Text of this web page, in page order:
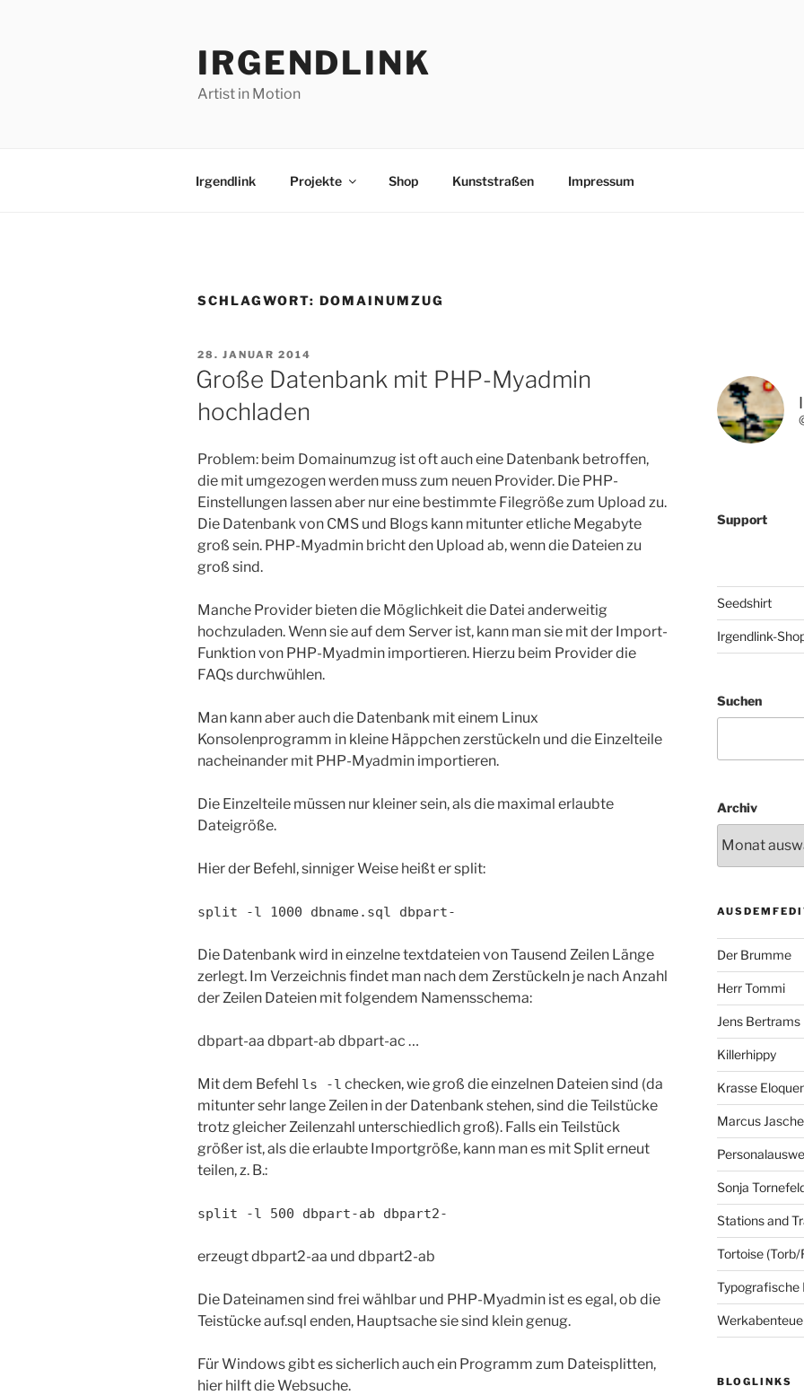
IRGENDLINK
Artist in Motion
Irgendlink Projekte Shop Kunststraßen Impressum
SCHLAGWORT: DOMAINUMZUG
VERÖFFENTLICHT
AM
28. JANUAR 2014
Große Datenbank mit PHP-Myadmin
hochladen
Problem: beim Domainumzug ist oft auch eine Datenbank betroffen,
die mit umgezogen werden muss zum neuen Provider. Die PHP-
Einstellungen lassen aber nur eine bestimmte Filegröße zum Upload zu.
Die Datenbank von CMS und Blogs kann mitunter etliche Megabyte
groß sein. PHP-Myadmin bricht den Upload ab, wenn die Dateien zu
groß sind.
Manche Provider bieten die Möglichkeit die Datei anderweitig
hochzuladen. Wenn sie auf dem Server ist, kann man sie mit der Import-
Funktion von PHP-Myadmin importieren. Hierzu beim Provider die
FAQs durchwühlen.
Man kann aber auch die Datenbank mit einem Linux
Konsolenprogramm in kleine Häppchen zerstückeln und die Einzelteile
nacheinander mit PHP-Myadmin importieren.
Die Einzelteile müssen nur kleiner sein, als die maximal erlaubte
Dateigröße.
Hier der Befehl, sinniger Weise heißt er split:
split -l 1000 dbname.sql dbpart-
Die Datenbank wird in einzelne textdateien von Tausend Zeilen Länge
zerlegt. Im Verzeichnis findet man nach dem Zerstückeln je nach Anzahl
der Zeilen Dateien mit folgendem Namensschema:
dbpart-aa dbpart-ab dbpart-ac …
Mit dem Befehl ls -l checken, wie groß die einzelnen Dateien sind (da
mitunter sehr lange Zeilen in der Datenbank stehen, sind die Teilstücke
trotz gleicher Zeilenzahl unterschiedlich groß). Falls ein Teilstück
größer ist, als die erlaubte Importgröße, kann man es mit Split erneut
teilen, z. B.:
split -l 500 dbpart-ab dbpart2-
erzeugt dbpart2-aa und dbpart2-ab
Die Dateinamen sind frei wählbar und PHP-Myadmin ist es egal, ob die
Teistücke auf.sql enden, Hauptsache sie sind klein genug.
Für Windows gibt es sicherlich auch ein Programm zum Dateisplitten,
hier hilft die Websuche.
Support
Seedshirt
Irgendlink-
Suchen
Archiv
Der Brumme
Herr Tommi
Jens Bertrams
Killerhippy
Krasse
Marcus
Sonja
Stations and
Tortoise (Torb/
Typografische
BLOGLINKS